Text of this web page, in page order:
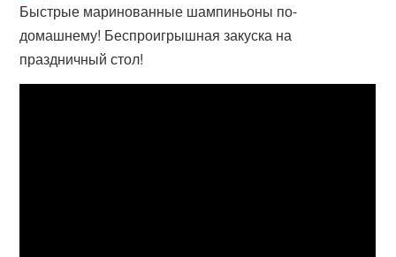
Быстрые маринованные шампиньоны по-
домашнему! Беспроигрышная закуска на
праздничный стол!